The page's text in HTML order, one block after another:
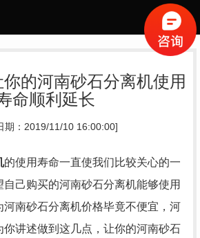
的河南砂石分离机使用
命顺利延长
期：2019/11/10 16:00:00]
的使用寿命一直使我们比较关心的一
己购买的河南砂石分离机能够使用
河南砂石分离机价格毕竟不便宜，河
你讲述做到这几点，让你的河南砂石